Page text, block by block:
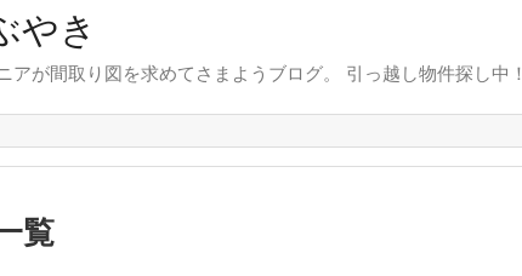
やき
が間取り図を求めてさまようブログ。 引っ越し物件探し中！
覧